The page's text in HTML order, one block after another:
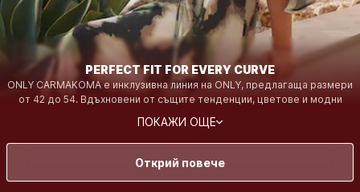
PERFECT FIT FOR EVERY CURVE
ONLY CARMAKOMA е инклузивна линия на ONLY, предлагаща размери
от 42 до 54. Вдъхновени от същите тенденции, цветове и модни
комфорта и самочувствието. От ежедневни основни дрехи до смели
и изразителни модели – всяка дреха е създадена, за да подчертае
извивките ти и да ти придаде привлекателност, така че всяка жена
да се чувства уверена и стилна по свой собствен начин.
ПОКАЖИ ОЩЕ
Открий повече